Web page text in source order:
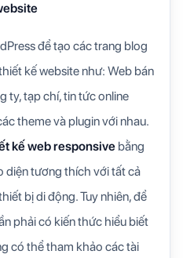
để tạo các trang blog
kế website như: Web bán
ty, tạp chí, tin tức online
theme và plugin với nhau.
kế web responsive bằng
diện tương thích với tất cả
bị di động. Tuy nhiên, để
phải có kiến thức hiểu biết
có thể tham khảo các tài